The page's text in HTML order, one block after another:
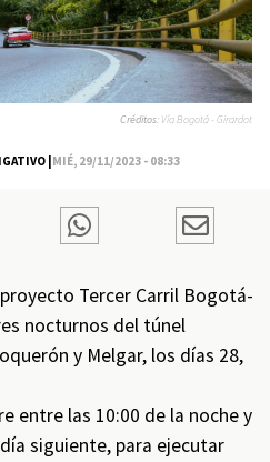
|MIÉ, 29/11/2023 - 08:33
Créditos: Vía Bogotá - Girardot
Tercer Carril Bogotá-
nocturnos del túnel
y Melgar, los días 28,
entre las 10:00 de la noche y
siguiente, para ejecutar